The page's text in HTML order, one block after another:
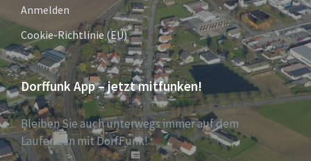
Anmelden
Cookie-Richtlinie (EU)
Dorffunk App – jetzt mitfunken!
Bleiben Sie auch unterwegs immer auf dem
Laufenden mit DorfFunk!